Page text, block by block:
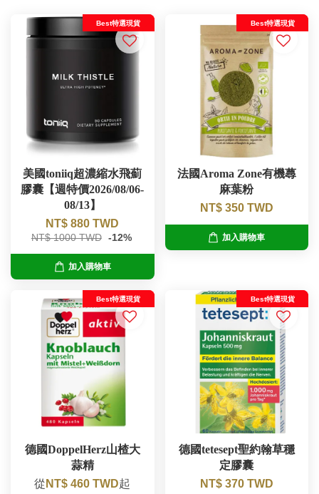
Best特選現貨
美國toniiq超濃縮水飛薊
膠囊【週特價2026/08/06-
08/13】
NT$ 880 TWD
NT$ 1000 TWD -12%
加入購物車
Best特選現貨
法國Aroma Zone有機蕁
麻葉粉
NT$ 350 TWD
加入購物車
Best特選現貨
德國DoppelHerz山楂大
蒜精
從 NT$ 460 TWD起
Best特選現貨
德國tetesept聖約翰草穩
定膠囊
NT$ 370 TWD